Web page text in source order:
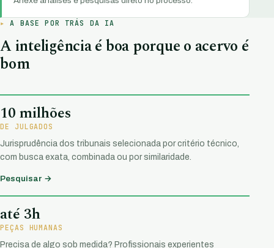
A BASE POR TRÁS DA IA
A inteligência é boa porque o acervo é
bom
10 milhões
DE JULGADOS
Jurisprudência dos tribunais selecionada por critério técnico,
com busca exata, combinada ou por similaridade.
Pesquisar →
até 3h
PEÇAS HUMANAS
Precisa de algo sob medida? Profissionais experientes